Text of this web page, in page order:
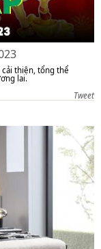
thiện, tổng thể
lai.
Tweet